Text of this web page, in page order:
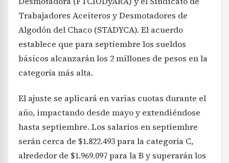
Trabajadores Aceiteros y Desmotadores de
Algodón del Chaco (STADYCA). El acuerdo
establece que para septiembre los sueldos
básicos alcanzarán los 2 millones de pesos en la
categoría más alta.
El ajuste se aplicará en varias cuotas durante el
año, impactando desde mayo y extendiéndose
hasta septiembre. Los salarios en septiembre
serán cerca de $1.822.493 para la categoría C,
alrededor de $1.969.097 para la B y superarán los